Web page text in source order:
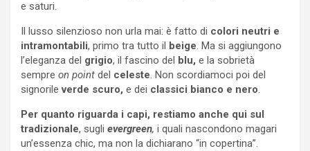
e saturi.
Il lusso silenzioso non urla mai: è fatto di colori neutri e
intramontabili, primo tra tutto il beige. Ma si aggiungono
l’eleganza del grigio, il fascino del blu, e la sobrietà
sempre on point del celeste. Non scordiamoci poi del
signorileverde scuro, e dei classici bianco e nero.
Per quanto riguarda i capi, restiamo anche qui sul
tradizionale, sugli evergreen, i quali nascondono magari
un’essenza chic, ma non la dichiarano “in copertina”.